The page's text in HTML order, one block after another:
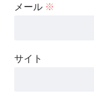
メール ※
サイト